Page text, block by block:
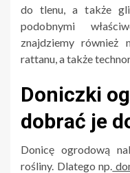
do tlenu, a także
podobnymi
znajdziemy również
rattanu, a także
Doniczki
dobrać je
Donicę ogrodową
rośliny. Dlatego np.